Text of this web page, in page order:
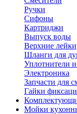
Ручки
Сифоны
Картриджи
Выпуск воды
Верхние лейки
Шланги для
Уплотнители
Электроника
Запчасти для
Гайки
Мойки